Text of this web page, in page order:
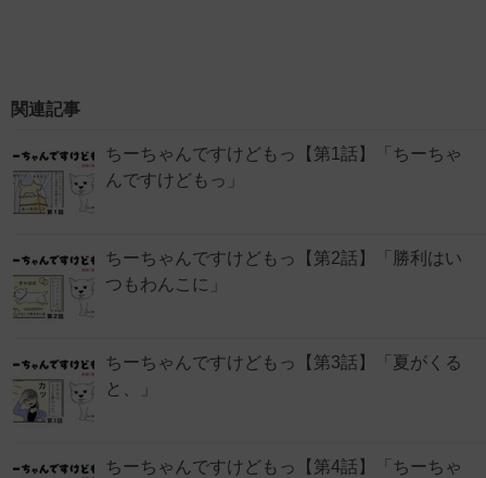
関連記事
ちーちゃんですけどもっ【第1話】「ちーちゃ
んですけどもっ」
ちーちゃんですけどもっ【第2話】「勝利はい
つもわんこに」
ちーちゃんですけどもっ【第3話】「夏がくる
と、」
ちーちゃんですけどもっ【第4話】「ちーちゃ